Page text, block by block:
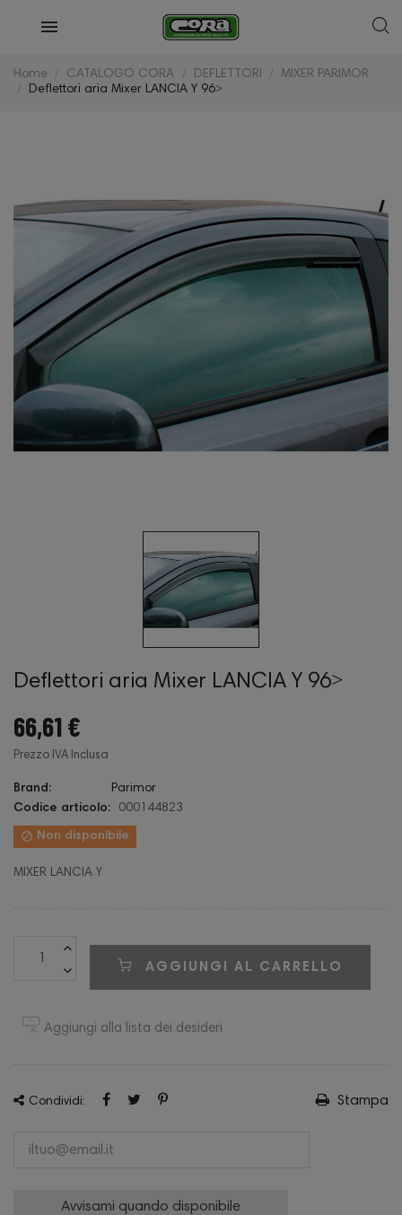
Home CATALOGO CORA DEFLETTORI
MIXER PARIMOR
Deflettori aria Mixer LANCIA Y 96˃
Deflettori aria Mixer LANCIA Y 96˃
66,61 €
Prezzo IVA Inclusa
Brand:
Parimor
Codice articolo:
000144823
 Non disponibile
MIXER LANCIA Y
AGGIUNGI AL CARRELLO
Aggiungi alla lista dei desideri
Condividi:
Avvisami quando disponibile
Stampa